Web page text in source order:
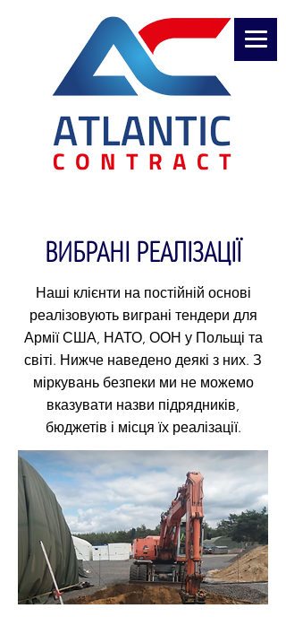
ВИБРАНІ РЕАЛІЗАЦІЇ
Наші клієнти на постійній основі
реалізовують виграні тендери для
Армії США, НАТО, ООН у Польщі та
світі. Нижче наведено деякі з них. З
міркувань безпеки ми не можемо
вказувати назви підрядників,
бюджетів і місця їх реалізації.